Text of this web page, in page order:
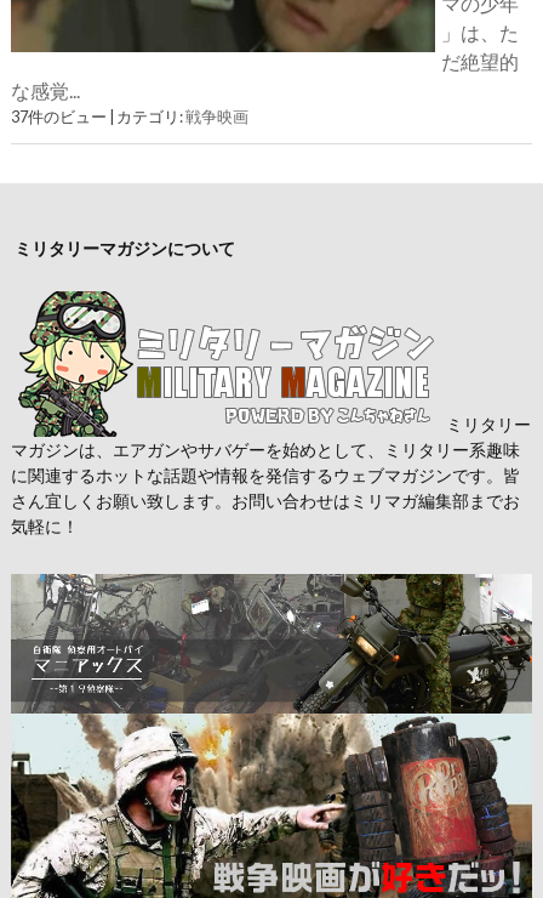
」は、た
だ絶望的
な感覚...
37件のビュー カテゴリ:戦争映画
ミリタリーマガジンについて
ミリタリー
マガジンは、エアガンやサバゲーを始めとして、ミリタリー系趣味
に関連するホットな話題や情報を発信するウェブマガジンです。皆
さん宜しくお願い致します。お問い合わせはミリマガ編集部までお
気軽に！